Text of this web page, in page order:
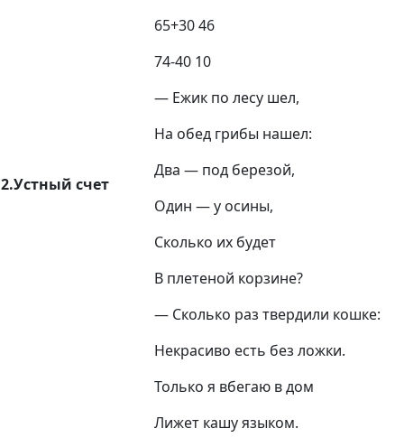
2.Устный счет
65+3046
74-40 10
— Ежик по лесу шел,
На обед грибы нашел:
Два — под березой,
Один — у осины,
Сколько их будет
В плетеной корзине?
— Сколько раз твердили кошке:
Некрасиво есть без ложки.
Только я вбегаю в дом
Лижет кашу языком.